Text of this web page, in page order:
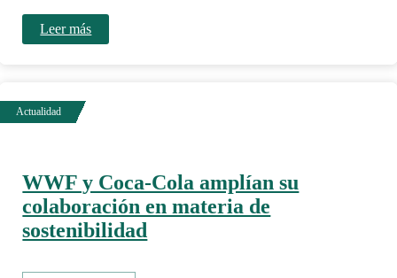
Leer más
WWF y Coca-Cola amplían su
colaboración en materia de
sostenibilidad